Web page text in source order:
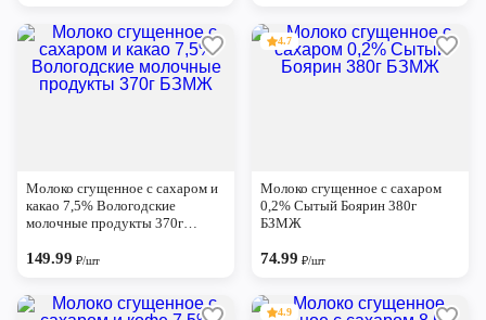
Молоко сгущенное с сахаром и
какао 7,5% Вологодские
молочные продукты 370г
149.99 ₽/шт
4.7
Молоко сгущенное с сахаром
0,2% Сытый Боярин 380г
БЗМЖ
74.99₽/шт
4.9